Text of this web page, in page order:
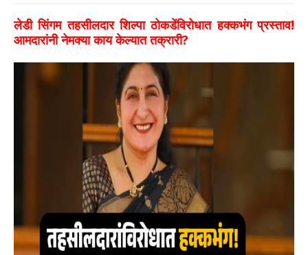
लेडी सिंगम तहसीलदार शिल्पा ठोकडेंविरोधात हक्कभंग प्रस्ताव!
आमदारांनी नेमक्या काय केल्यात तक्रारी?